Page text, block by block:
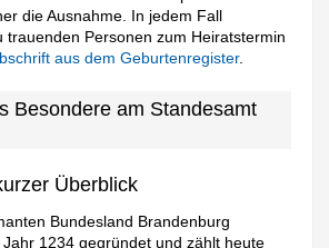
die Ausnahme. In jedem Fall
trauenden Personen zum Heiratstermin
aus dem Geburtenregister.
Besondere am Standesamt
Überblick
Bundesland Brandenburg
1234 gegründet und zählt heute